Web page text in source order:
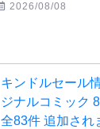
2026/08/08
キンドルセール
ジナルコミック 8
全83件 追加され